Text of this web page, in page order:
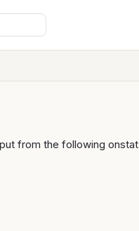
Search
from the following onstat